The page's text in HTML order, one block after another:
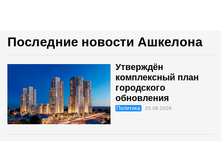
Последние новости Ашкелона
Утверждён
комплексный план
городского
обновления
Политика 05.08.2026